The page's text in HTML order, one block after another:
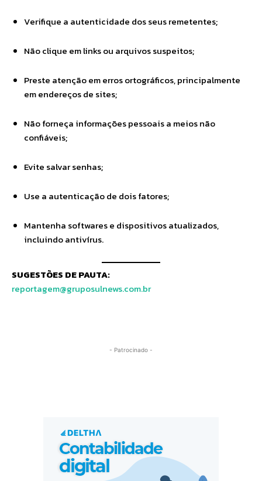
Verifique a autenticidade dos seus remetentes;
Não clique em links ou arquivos suspeitos;
Preste atenção em erros ortográficos, principalmente
em endereços de sites;
Não forneça informações pessoais a meios não
confiáveis;
Evite salvar senhas;
Use a autenticação de dois fatores;
Mantenha softwares e dispositivos atualizados,
incluindo antivírus.
SUGESTÕES DE PAUTA:
reportagem@gruposulnews.com.br
- Patrocinado -